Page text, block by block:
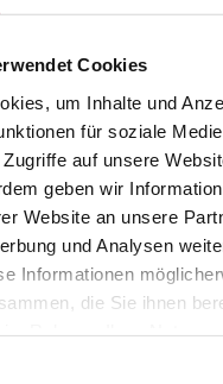
Cookies
um Inhalte und
für soziale
auf unsere
geben wir
Website an unsere
und Analysen
Informationen
die Sie ihnen
Was das Finanzamt künftig
KANN
IM